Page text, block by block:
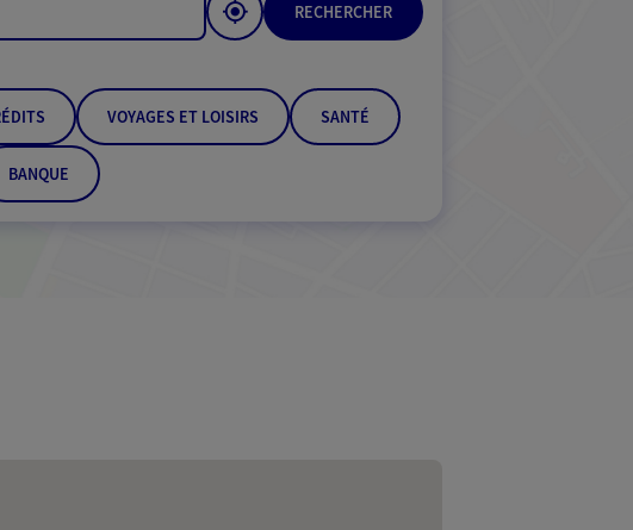
RECHERCHER
VOYAGES ET LOISIRS SANTÉ
BANQUE